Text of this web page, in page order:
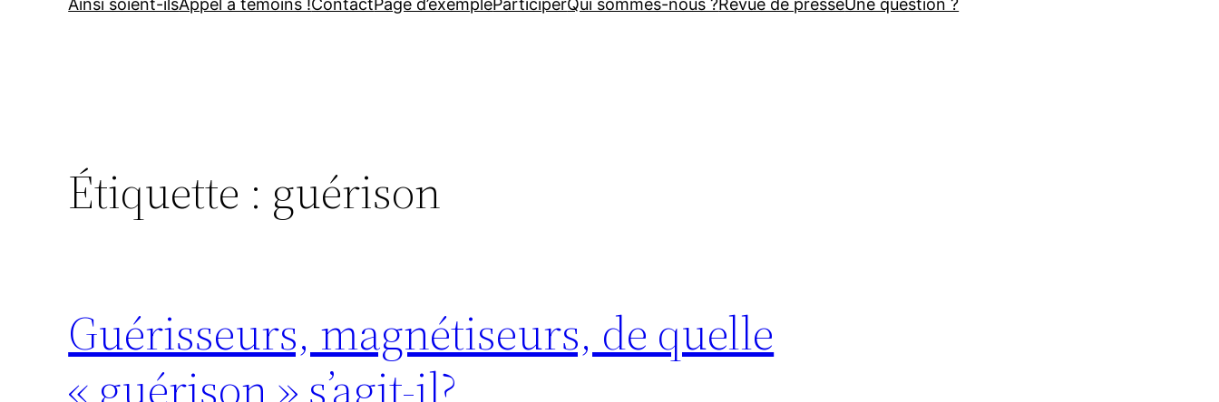
Ainsi soient-ilsAppel à témoins !ContactPage d’exempleParticiperQui sommes-nous ?Revue de presseUne question ?
Étiquette : guérison
Guérisseurs, magnétiseurs, de quelle
« guérison » s’agit-il?